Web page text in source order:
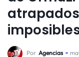
Por Agencias